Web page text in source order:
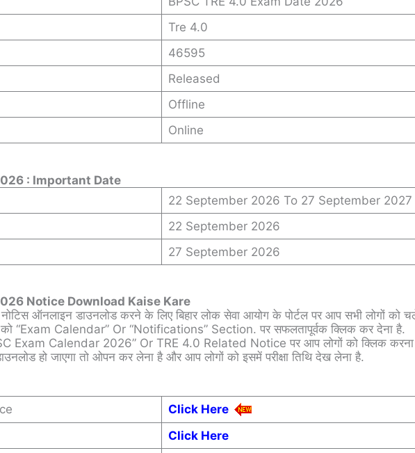
Tre 4.0
46595
Released
Offline
Online
: Important Date
22 September 2026 To 27 September 2027
22 September 2026
27 September 2026
Notice Download Kaise Kare
नोटिस ऑनलाइन डाउनलोड करने के लिए बिहार लोक सेवा आयोग के पोर्टल पर आप सभी लोगों को
को “Exam Calendar” Or “Notifications” Section. पर सफलतापूर्वक क्लिक कर देना है.
Exam Calendar 2026” Or TRE 4.0 Related Notice पर आप लोगों को क्लिक
डाउनलोड हो जाएगा तो ओपन कर लेना है और आप लोगों को इसमें परीक्षा तिथि देख लेना है.
Click Here
Click Here